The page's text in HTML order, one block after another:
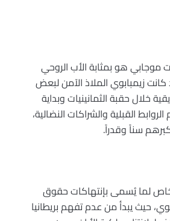
موجابي هو بمثابة الأب الروحي
كانت زيمبابوي الملاذ الآمن لبعض
خلال حقبة الثمانينيات وبداية
القبلية والشراكات النضالية،
سناً وقدراً.
لما يُسمى بإنتهاكات حقوق
حيث يبدأ من عدم تفهم بريطانيا